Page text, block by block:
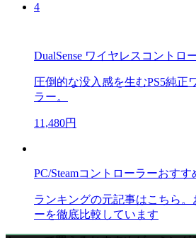
4
DualSense ワイヤレスコントロ
圧倒的な没入感を生むPS5純正
ラー。
11,480円
PC/Steamコントローラーおすす
ランキングの元記事はこちら
ーを徹底比較しています